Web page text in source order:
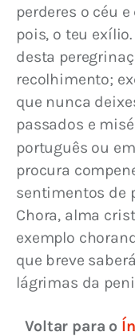
perderes o céu
pois, o teu
desta
recolhimento;
que nunca
passados e
português ou
procura
sentimentos de
Chora, alma
exemplo
que breve
lágrimas da
Voltar para o